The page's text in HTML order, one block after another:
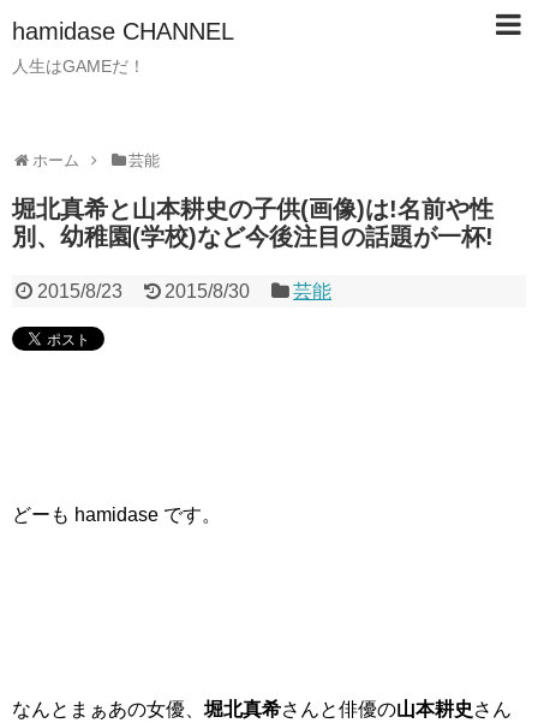
hamidase CHANNEL
人生はGAMEだ！
ホーム 芸能
堀北真希と山本耕史の子供(画像)は!名前や性
別、幼稚園(学校)など今後注目の話題が一杯!
2015/8/23 2015/8/30 芸能
どーも hamidase です。
なんとまぁあの女優、 堀北真希さんと俳優の山本耕史 さん